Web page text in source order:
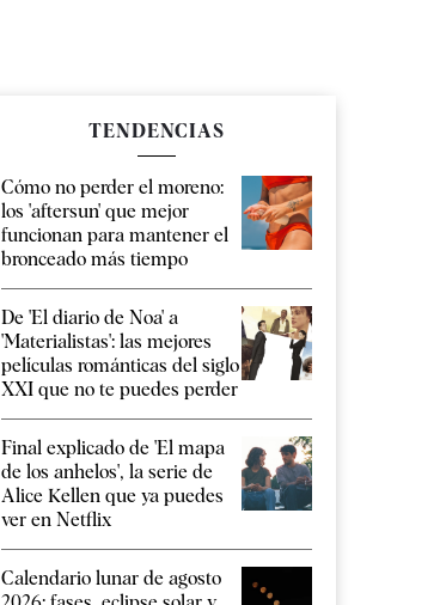
TENDENCIAS
Cómo no perder el moreno:
los 'aftersun' que mejor
funcionan para mantener el
bronceado más tiempo
De 'El diario de Noa' a
'Materialistas': las mejores
películas románticas del siglo
XXI que no te puedes perder
Final explicado de 'El mapa
de los anhelos', la serie de
Alice Kellen que ya puedes
ver en Netflix
Calendario lunar de agosto